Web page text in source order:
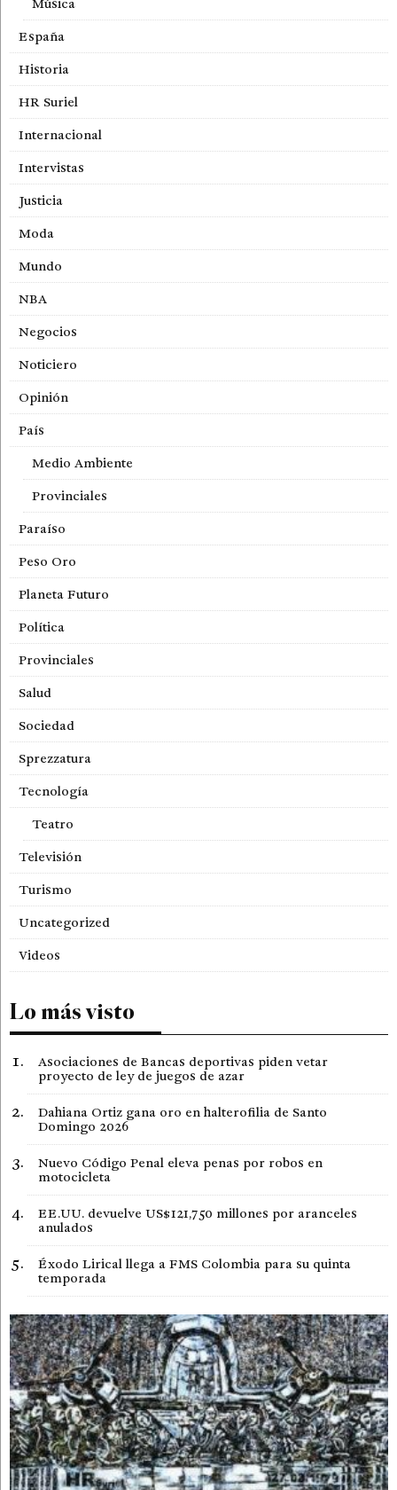
Música
España
Historia
HR Suriel
Internacional
Intervistas
Justicia
Moda
Mundo
NBA
Negocios
Noticiero
Opinión
País
Medio Ambiente
Provinciales
Paraíso
Peso Oro
Planeta Futuro
Política
Provinciales
Salud
Sociedad
Sprezzatura
Tecnología
Teatro
Televisión
Turismo
Uncategorized
Videos
Lo más visto
Asociaciones de Bancas deportivas piden vetar
proyecto de ley de juegos de azar
Dahiana Ortiz gana oro en halterofilia de Santo
Domingo 2026
Nuevo Código Penal eleva penas por robos en
motocicleta
EE.UU. devuelve US$121,750 millones por aranceles
anulados
Éxodo Lirical llega a FMS Colombia para su quinta
temporada